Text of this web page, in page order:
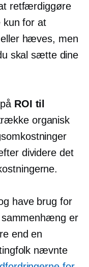
retfærdiggøre
kun for at
hæves, men
skal sætte dine
ROI til
organisk
dividere det
have brug for
sammenhæng er
end en
nævnte